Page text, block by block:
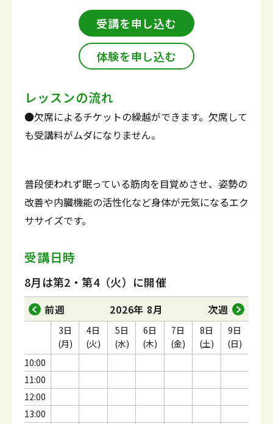
受講を申し込む
体験を申し込む
レッスンの流れ
●欠席によるチケットの繰越ができます。欠席して
も受講料がムダになりません。
普段使われず眠っている筋肉を目覚めさせ、姿勢の
改善や内臓機能の活性化など身体が元気になるエク
ササイズです。
受講日時
8月は第2・第4（火）に開催
前週 2026年 8月 次週
10:00
11:00
12:00
13:00
3日
(月)
4日
(火)
5日
(水)
6日
(木)
7日
(金)
8日
(土)
9日
(日)